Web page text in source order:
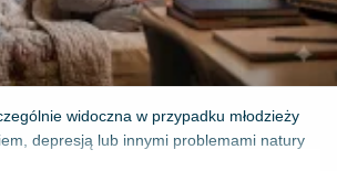
widoczna w przypadku młodzieży
depresją lub innymi problemami natury